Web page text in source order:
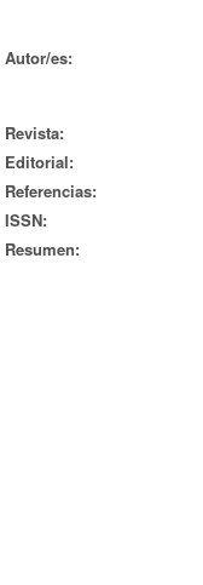
Autor/es:
Revista:
Editorial:
Referencias:
ISSN:
Resumen: